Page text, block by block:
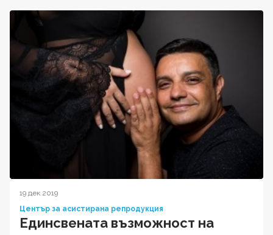
19 дек 2019
Център за асистирана репродукция
Единсвената възможност на